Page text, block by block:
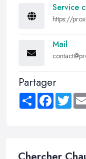
Service
https://
Mail
Partager
Share Facebook